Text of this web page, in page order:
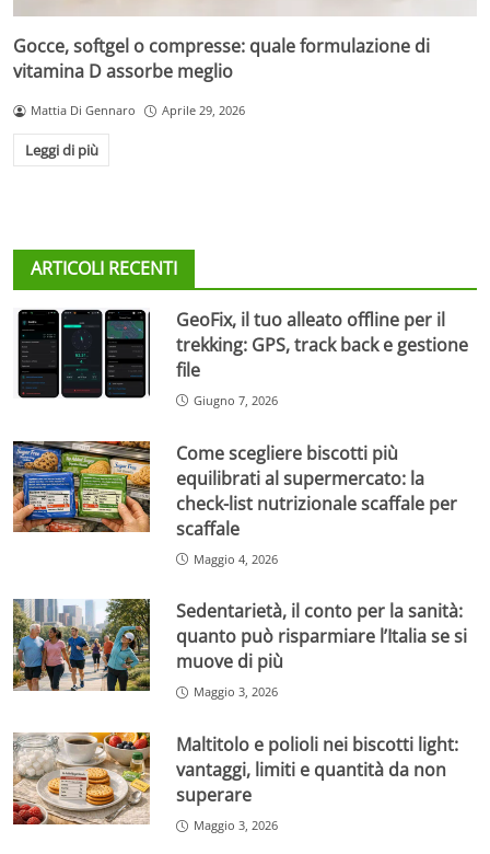
Gocce, softgel o compresse: quale formulazione di
vitamina D assorbe meglio
Mattia Di Gennaro Aprile 29, 2026
Leggi di più
ARTICOLI RECENTI
GeoFix, il tuo alleato offline per il
trekking: GPS, track back e gestione
file
Giugno 7, 2026
Come scegliere biscotti più
equilibrati al supermercato: la
check-list nutrizionale scaffale per
scaffale
Maggio 4, 2026
Sedentarietà, il conto per la sanità:
quanto può risparmiare l’Italia se si
muove di più
Maggio 3, 2026
Maltitolo e polioli nei biscotti light:
vantaggi, limiti e quantità da non
superare
Maggio 3, 2026